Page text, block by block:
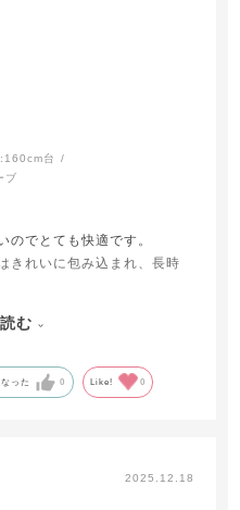
160cm台
ブ
のでとても快適です。
きれいに包み込まれ、長時
む
った 0 Like! 0
2025.12.18